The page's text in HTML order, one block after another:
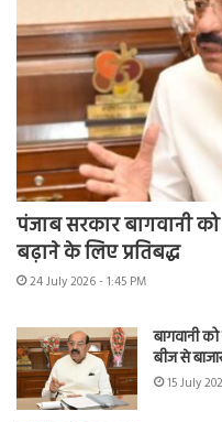
पंजाब सरकार बागवानी
बढ़ाने के लिए प्रतिबद्ध
24 July 2026 - 1:45 PM
बागवानी
बीज से
15 July